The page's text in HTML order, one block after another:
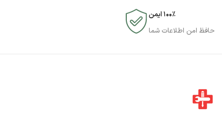
۱۰۰٪ ایمن
حافظ امن اطلاعات شما